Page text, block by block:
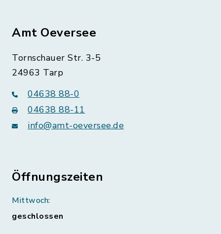
Amt Oeversee
Tornschauer Str. 3-5
24963 Tarp
04638 88-0
04638 88-11
info@amt-oeversee.de
Öffnungszeiten
Mittwoch:
geschlossen